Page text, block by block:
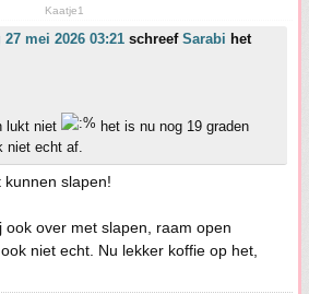
Kaatje1
mei 2026 03:21 schreef Sarabi het
lukt niet
het is nu nog 19 graden
niet echt af.
kunnen slapen!
ook over met slapen, raam open
niet echt. Nu lekker koffie op het,